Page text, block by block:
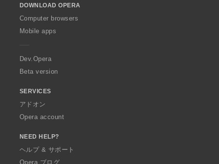
w
O
p
a
DOWNLOAD OPERA
Computer browsers
Mobile apps
Dev.Opera
Beta version
SERVICES
アドオン
Opera account
NEED HELP?
ヘルプ & サポート
Opera ブログ